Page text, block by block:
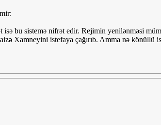
bu sistemə nifrət edir. Rejimin yenilənməsi
Xamneyini istefaya çağırıb. Amma nə könüllü